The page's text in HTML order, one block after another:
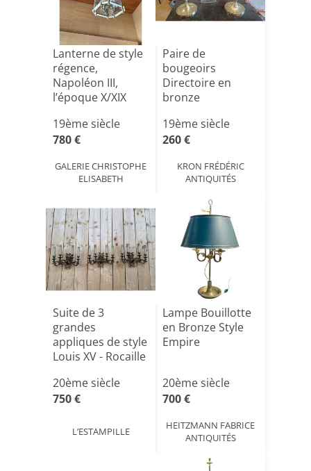
Lanterne de style
régence,
Napoléon III,
l’époque X/XIX
19ème siècle
780 €
GALERIE CHRISTOPHE
ELISABETH
Paire de
bougeoirs
Directoire en
bronze
19ème siècle
260 €
KRON FRÉDÉRIC
ANTIQUITÉS
Suite de 3
grandes
appliques de style
Louis XV - Rocaille
20ème siècle
750 €
L’ESTAMPILLE
Lampe Bouillotte
en Bronze Style
Empire
20ème siècle
700 €
HEITZMANN FABRICE
ANTIQUITÉS